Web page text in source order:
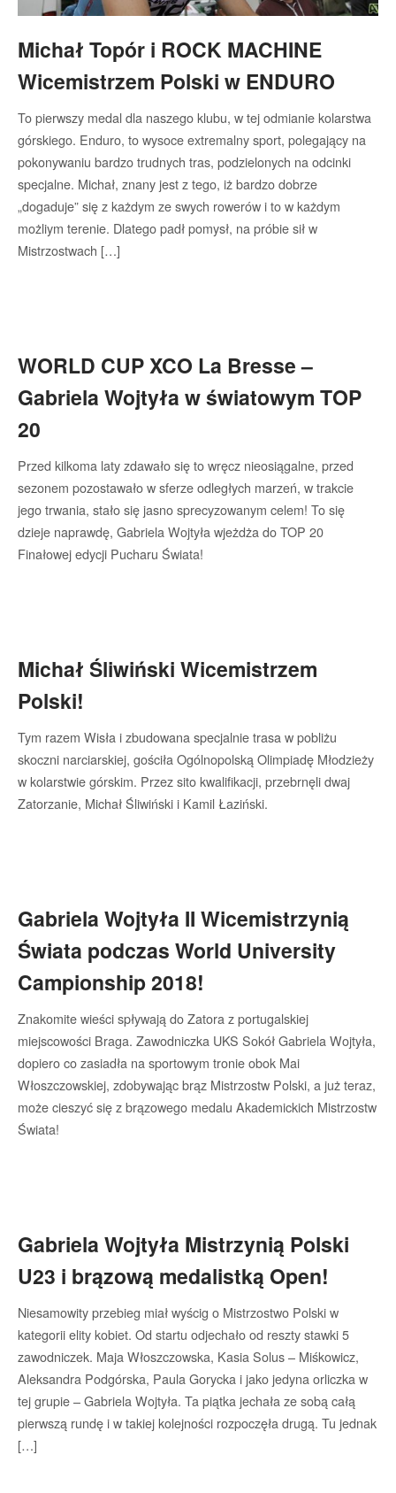
Michał Topór i ROCK MACHINE
Wicemistrzem Polski w ENDURO
To pierwszy medal dla naszego klubu, w tej odmianie kolarstwa
górskiego. Enduro, to wysoce extremalny sport, polegający na
pokonywaniu bardzo trudnych tras, podzielonych na odcinki
specjalne. Michał, znany jest z tego, iż bardzo dobrze
„dogaduje” się z każdym ze swych rowerów i to w każdym
możliym terenie. Dlatego padł pomysł, na próbie sił w
Mistrzostwach […]
WORLD CUP XCO La Bresse –
Gabriela Wojtyła w światowym TOP
20
Przed kilkoma laty zdawało się to wręcz nieosiągalne, przed
sezonem pozostawało w sferze odległych marzeń, w trakcie
jego trwania, stało się jasno sprecyzowanym celem! To się
dzieje naprawdę, Gabriela Wojtyła wjeżdża do TOP 20
Finałowej edycji Pucharu Świata!
Michał Śliwiński Wicemistrzem
Polski!
Tym razem Wisła i zbudowana specjalnie trasa w pobliżu
skoczni narciarskiej, gościła Ogólnopolską Olimpiadę Młodzieży
w kolarstwie górskim. Przez sito kwalifikacji, przebrnęli dwaj
Zatorzanie, Michał Śliwiński i Kamil Łaziński.
Gabriela Wojtyła II Wicemistrzynią
Świata podczas World University
Campionship 2018!
Znakomite wieści spływają do Zatora z portugalskiej
miejscowości Braga. Zawodniczka UKS Sokół Gabriela Wojtyła,
dopiero co zasiadła na sportowym tronie obok Mai
Włoszczowskiej, zdobywając brąz Mistrzostw Polski, a już teraz,
może cieszyć się z brązowego medalu Akademickich Mistrzostw
Świata!
Gabriela Wojtyła Mistrzynią Polski
U23 i brązową medalistką Open!
Niesamowity przebieg miał wyścig o Mistrzostwo Polski w
kategorii elity kobiet. Od startu odjechało od reszty stawki 5
zawodniczek. Maja Włoszczowska, Kasia Solus – Miśkowicz,
Aleksandra Podgórska, Paula Gorycka i jako jedyna orliczka w
tej grupie – Gabriela Wojtyła. Ta piątka jechała ze sobą całą
pierwszą rundę i w takiej kolejności rozpoczęła drugą. Tu jednak
[…]